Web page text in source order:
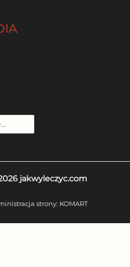
jakwyleczyc.com
strony: KOMART